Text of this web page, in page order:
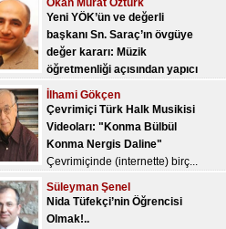
öğretmenliği açısından yapıcı
bir değerlendirme…
Yeni YÖK, üniversitelere yetki
devri kon...
İlhami Gökçen
Çevrimiçi Türk Halk Musikisi
Videoları: "Konma Bülbül
Konma Nergis Daline"
Çevrimiçinde (internette) birç...
Süleyman Şenel
Nida Tüfekçi’nin Öğrencisi
Olmak!..
Henüz yirmili yaşlara birkaç
basamak k...
Bülent Aksoy